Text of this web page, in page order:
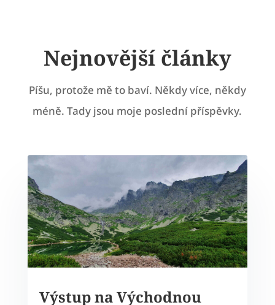
Nejnovější články
Píšu, protože mě to baví. Někdy více, někdy
méně. Tady jsou moje poslední příspěvky.
Výstup na Východnou